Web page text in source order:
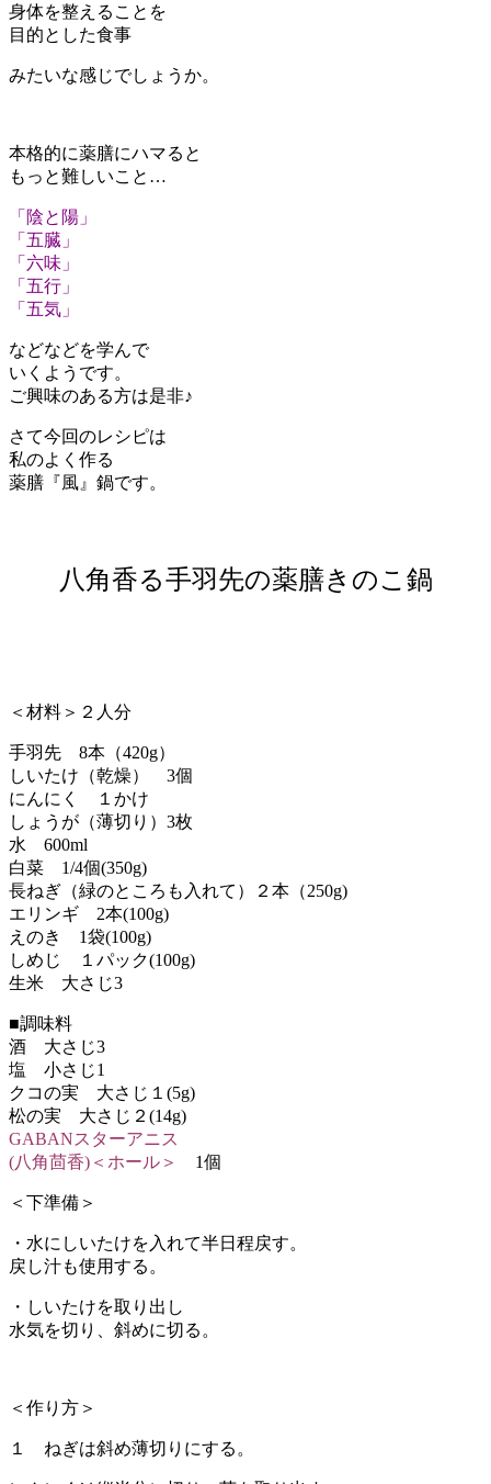
身体を整えることを
目的とした食事
みたいな感じでしょうか。
本格的に薬膳にハマると
もっと難しいこと…
「陰と陽」
「五臓」
「六味」
「五行」
「五気」
などなどを学んで
いくようです。
ご興味のある方は是非♪
さて今回のレシピは
私のよく作る
薬膳『風』鍋です。
八角香る手羽先の薬膳きのこ鍋
＜材料＞２人分
手羽先 8本（420g）
しいたけ（乾燥） 3個
にんにく １かけ
しょうが（薄切り）3枚
水 600ml
白菜 1/4個(350g)
長ねぎ（緑のところも入れて）２本（250g)
エリンギ 2本(100g)
えのき 1袋(100g)
しめじ １パック(100g)
生米 大さじ3
■調味料
酒 大さじ3
塩 小さじ1
クコの実 大さじ１(5g)
松の実 大さじ２(14g)
GABANスターアニス
(八角茴香)＜ホール＞
1個
＜下準備＞
・水にしいたけを入れて半日程戻す。
戻し汁も使用する。
・しいたけを取り出し
水気を切り、斜めに切る。
＜作り方＞
１ ねぎは斜め薄切りにする。